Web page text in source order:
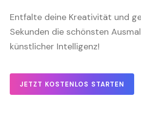
Entfalte deine Kreativität und
Sekunden die schönsten
künstlicher Intelligenz!
JETZT KOSTENLOS STARTEN